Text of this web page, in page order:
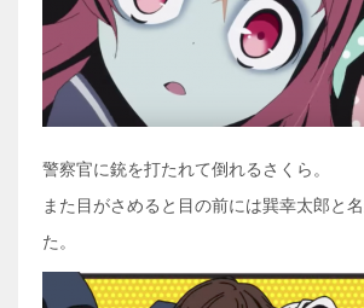
警察官に銃を打たれて倒れるさくら。
また目がさめると目の前には巽幸太郎と
た。